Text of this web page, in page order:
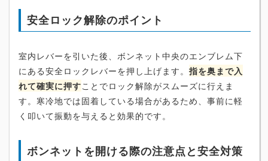
安全ロック解除のポイント
室内レバーを引いた後、ボンネット中央のエンブレム下
にある安全ロックレバーを押し上げます。 指を奥まで入
れて確実に押すことでロック解除がスムーズに行えま
す。寒冷地では固着している場合があるため、事前に軽
く叩いて振動を与えると効果的です。
ボンネットを開ける際の注意点と安全対策